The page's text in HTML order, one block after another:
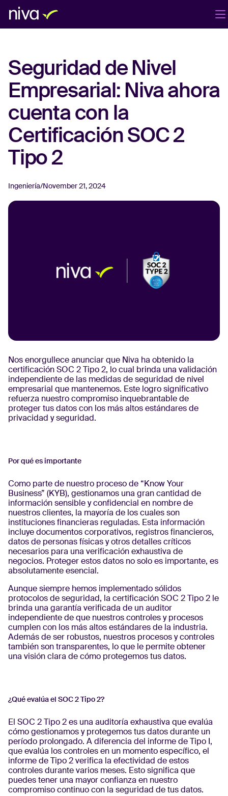
Productos
Compañía
Blog
Iniciar sesión Agenda una demo
Seguridad de Nivel
Empresarial: Niva ahora
cuenta con la
Certificación SOC 2
Tipo 2
Ingeniería/November 21, 2024
Nos enorgullece anunciar que Niva ha obtenido la
certificación SOC 2 Tipo 2, lo cual brinda una validación
independiente de las medidas de seguridad de nivel
empresarial que mantenemos. Este logro significativo
refuerza nuestro compromiso inquebrantable de
proteger tus datos con los más altos estándares de
privacidad y seguridad.
Por qué es importante
Como parte de nuestro proceso de “Know Your
Business” (KYB), gestionamos una gran cantidad de
información sensible y confidencial en nombre de
nuestros clientes, la mayoría de los cuales son
instituciones financieras reguladas. Esta información
incluye documentos corporativos, registros financieros,
datos de personas físicas y otros detalles críticos
necesarios para una verificación exhaustiva de
negocios. Proteger estos datos no solo es importante, es
absolutamente esencial.
Aunque siempre hemos implementado sólidos
protocolos de seguridad, la certificación SOC 2 Tipo 2 le
brinda una garantía verificada de un auditor
independiente de que nuestros controles y procesos
cumplen con los más altos estándares de la industria.
Además de ser robustos, nuestros procesos y controles
también son transparentes, lo que le permite obtener
una visión clara de cómo protegemos tus datos.
¿Qué evalúa el SOC 2 Tipo 2?
El SOC 2 Tipo 2 es una auditoría exhaustiva que evalúa
cómo gestionamos y protegemos tus datos durante un
período prolongado. A diferencia del informe de Tipo I,
que evalúa los controles en un momento específico, el
informe de Tipo 2 verifica la efectividad de estos
controles durante varios meses. Esto significa que
puedes tener una mayor confianza en nuestro
compromiso continuo con la seguridad de tus datos.